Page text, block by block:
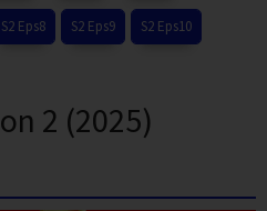
S2 Eps8 S2 Eps9 S2 Eps10
2 (2025)